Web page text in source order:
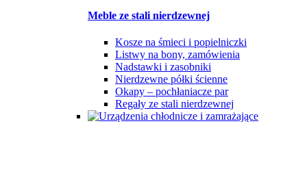
Meble ze stali nierdzewnej
Kosze na śmieci i popielniczki
Listwy na bony, zamówienia
Nadstawki i zasobniki
Nierdzewne półki ścienne
Okapy – pochłaniacze par
Regały ze stali nierdzewnej